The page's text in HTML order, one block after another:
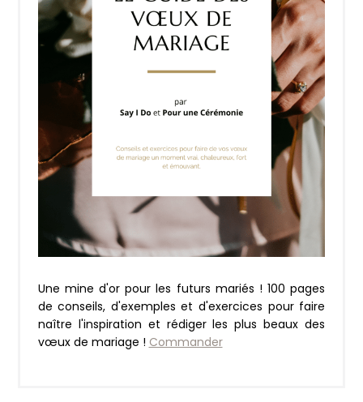
Une mine d'or pour les futurs mariés ! 100 pages
de conseils, d'exemples et d'exercices pour faire
naître l'inspiration et rédiger les plus beaux des
vœux de mariage ! Commander